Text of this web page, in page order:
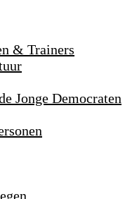
& Trainers
Jonge Democraten